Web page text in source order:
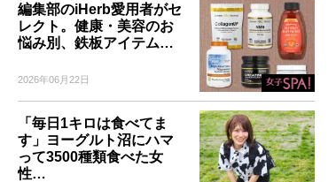
編集部のiHerb愛用者がセ
レクト。健康・美容のお
悩み別、鉄板アイテム…
2026年06月22日
「毎日1キロは食べてま
す」ヨーグルト沼にハマ
って3500種類食べた女
性…